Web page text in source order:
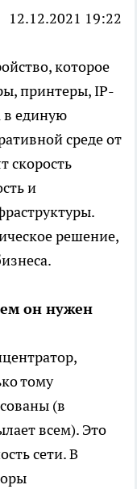
12.12.2021 19:22
которое
принтеры, IP-
в единую
среде от
скорость
и
решение,
он нужен
тому
(в
всем). Это
сети. В